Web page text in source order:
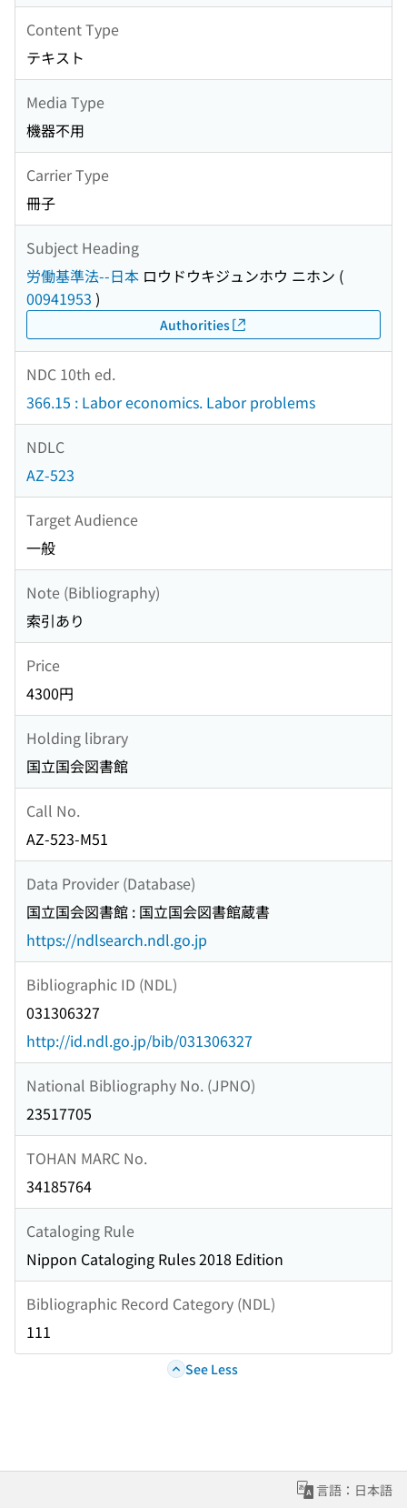
Content Type
テキスト
Media Type
機器不用
Carrier Type
冊子
Subject Heading
労働基準法--日本 ロウドウキジュンホウ ニホン (
00941953 )
Authorities
NDC 10th ed.
366.15 : Labor economics. Labor problems
NDLC
AZ-523
Target Audience
一般
Note (Bibliography)
索引あり
Price
4300円
Holding library
国立国会図書館
Call No.
AZ-523-M51
Data Provider (Database)
国立国会図書館 : 国立国会図書館蔵書
https://ndlsearch.ndl.go.jp
Bibliographic ID (NDL)
031306327
http://id.ndl.go.jp/bib/031306327
National Bibliography No. (JPNO)
23517705
TOHAN MARC No.
34185764
Cataloging Rule
Nippon Cataloging Rules 2018 Edition
Bibliographic Record Category (NDL)
111
See Less
言語：日本語